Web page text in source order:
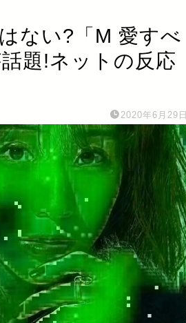
ない?「M 愛すべ
題!ネットの反応
2020年6月29日